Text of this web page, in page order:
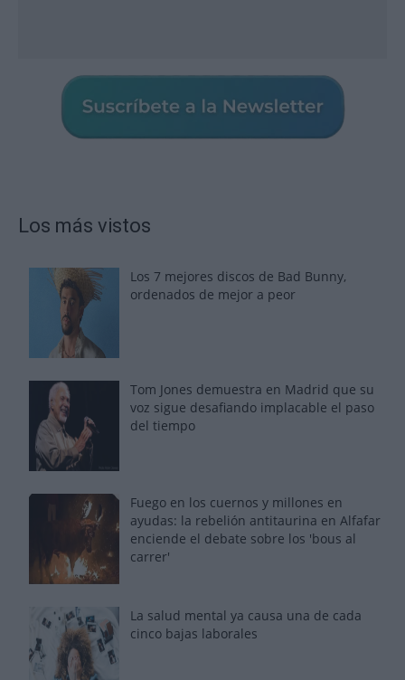
Los más vistos
Los 7 mejores discos de Bad Bunny,
ordenados de mejor a peor
Tom Jones demuestra en Madrid que su
voz sigue desafiando implacable el paso
del tiempo
Fuego en los cuernos y millones en
ayudas: la rebelión antitaurina en Alfafar
enciende el debate sobre los 'bous al
carrer'
La salud mental ya causa una de cada
cinco bajas laborales